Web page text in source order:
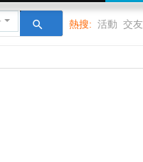
英文版官網（English）
熱搜: 活動 交友